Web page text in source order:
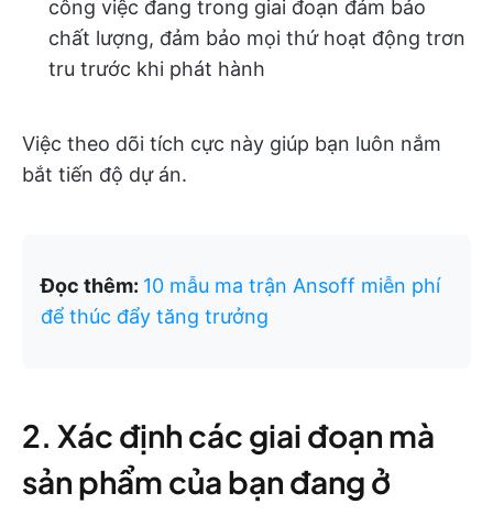
công việc đang trong giai đoạn đảm bảo
chất lượng, đảm bảo mọi thứ hoạt động trơn
tru trước khi phát hành
Việc theo dõi tích cực này giúp bạn luôn nắm
bắt tiến độ dự án.
Đọc thêm: 10 mẫu ma trận Ansoff miễn phí
để thúc đẩy tăng trưởng
2. Xác định các giai đoạn mà
sản phẩm của bạn đang ở